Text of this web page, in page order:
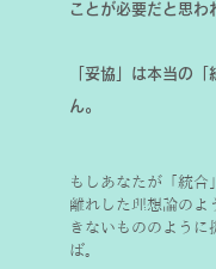
ことが必要だと思わ
「妥協」は本当の
ん。
もしあなたが「統合
離れした理想論のよ
きないもののように
ば。